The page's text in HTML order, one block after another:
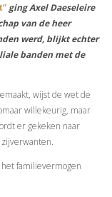
ging Axel Daeseleire
van de heer
werd, blijkt echter
banden met de
wijst de wet de
willekeurig, maar
er gekeken naar
familievermogen